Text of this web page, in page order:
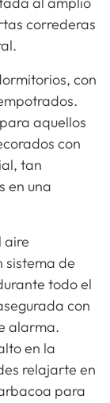
correderas
con
aquellos
con
tan
en una
aire
sistema de
todo el
con
alarma.
en la
relajarte en
para